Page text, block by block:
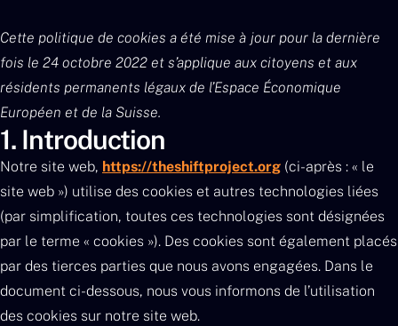
Cette politique de cookies a été mise à jour pour la dernière
fois le 24 octobre 2022 et s’applique aux citoyens et aux
résidents permanents légaux de l’Espace Économique
Européen et de la Suisse.
1. Introduction
Notre site web, https://theshiftproject.org (ci-après : « le
site web ») utilise des cookies et autres technologies liées
(par simplification, toutes ces technologies sont désignées
par le terme « cookies »). Des cookies sont également placés
par des tierces parties que nous avons engagées. Dans le
document ci-dessous, nous vous informons de l’utilisation
des cookies sur notre site web.